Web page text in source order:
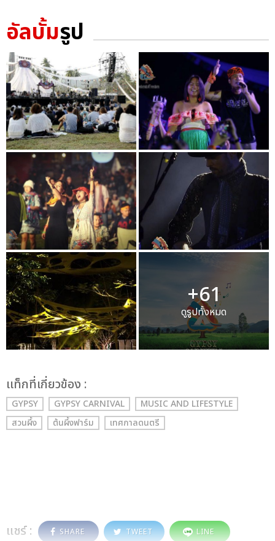
อัลบั้มรูป
+61
ดูรูปทั้งหมด
เเท็กที่เกี่ยวข้อง :
GYPSY GYPSY CARNIVAL
MUSIC AND LIFESTYLE
สวนผึ้ง
ต้นผึ้งฟาร์ม เทศกาลดนตรี
แชร์ : SHARE TWEET LINE